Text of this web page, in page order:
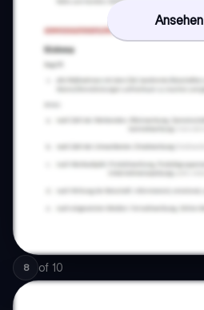
Ansehen
8 of 10